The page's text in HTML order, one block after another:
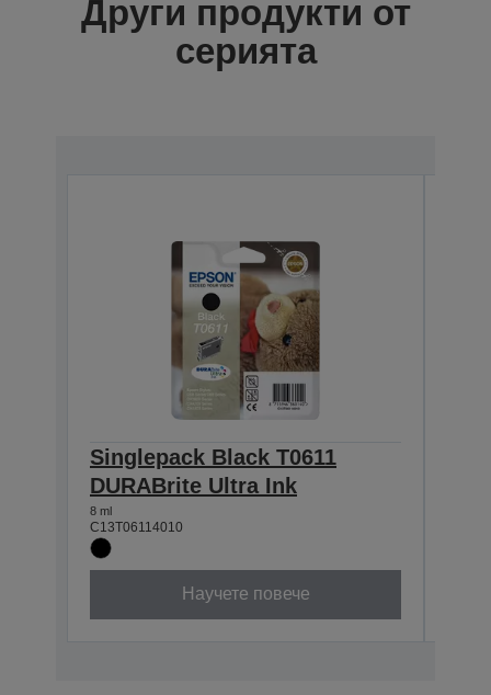
Други продукти от
серията
Singlepack Black T0611
DURABrite Ultra Ink
8 ml
C13T06114010
Научете повече